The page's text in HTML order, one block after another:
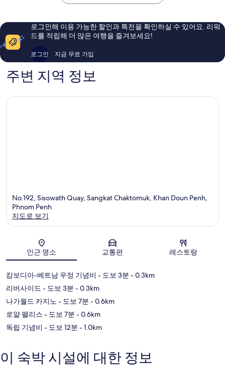
운
이
후
기
시
티
이
용
로그인해 이용 가능한 할인과 특전을 확인하실 수 있어요. 리워
드를 적립해 더 많은 여행을 즐겨보세요!
로그인 지금 무료 가입
주변 지역 정보
No.192, Sisowath Quay, Sangkat Chaktomuk, Khan Doun Penh,
Phnom Penh
지도로 보기
인근 명소 교통편 레스토랑
캄보디아-베트남 우정 기념비 - 도보 3분 - 0.3km
리버사이드 - 도보 3분 - 0.3km
나가월드 카지노 - 도보 7분 - 0.6km
로얄 팰리스 - 도보 7분 - 0.6km
독립 기념비 - 도보 12분 - 1.0km
이 숙박 시설에 대한 정보